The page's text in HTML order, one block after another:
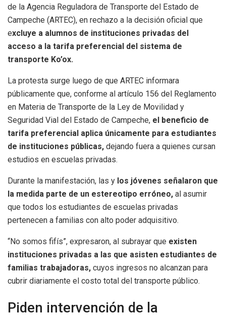
de la Agencia Reguladora de Transporte del Estado de
Campeche (ARTEC), en rechazo a la decisión oficial que
excluye a alumnos de instituciones privadas del
acceso a la tarifa preferencial del sistema de
transporte Ko’ox.
La protesta surge luego de que ARTEC informara
públicamente que, conforme al artículo 156 del Reglamento
en Materia de Transporte de la Ley de Movilidad y
Seguridad Vial del Estado de Campeche, el beneficio de
tarifa preferencial aplica únicamente para estudiantes
de instituciones públicas, dejando fuera a quienes cursan
estudios en escuelas privadas.
Durante la manifestación, las y los jóvenes señalaron que
la medida parte de un estereotipo erróneo, al asumir
que todos los estudiantes de escuelas privadas
pertenecen a familias con alto poder adquisitivo.
“No somos fifís”, expresaron, al subrayar que existen
instituciones privadas a las que asisten estudiantes de
familias trabajadoras, cuyos ingresos no alcanzan para
cubrir diariamente el costo total del transporte público.
Piden intervención de la